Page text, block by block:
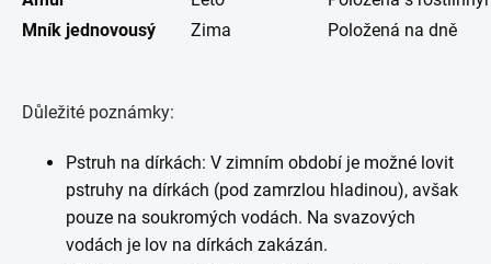
Mník jednovousý
Zima Položená na dně
Důležité poznámky:
Pstruh na dírkách: V zimním období je možné lovit
pstruhy na dírkách (pod zamrzlou hladinou), avšak
pouze na soukromých vodách. Na svazových
vodách je lov na dírkách zakázán.